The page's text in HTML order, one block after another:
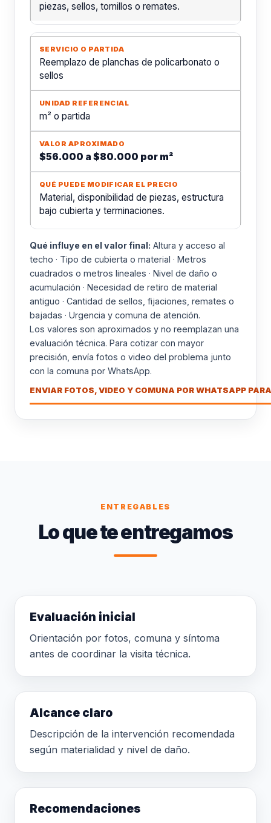
piezas, sellos, tornillos o remates.
Reemplazo de planchas de policarbonato o
sellos
m² o partida
$56.000 a $80.000 por m²
Material, disponibilidad de piezas, estructura
bajo cubierta y terminaciones.
Qué influye en el valor final: Altura y acceso al
techo · Tipo de cubierta o material · Metros
cuadrados o metros lineales · Nivel de daño o
acumulación · Necesidad de retiro de material
antiguo · Cantidad de sellos, fijaciones, remates o
bajadas · Urgencia y comuna de atención.
Los valores son aproximados y no reemplazan una
evaluación técnica. Para cotizar con mayor
precisión, envía fotos o video del problema junto
con la comuna por WhatsApp.
ENVIAR FOTOS, VIDEO Y COMUNA POR WHATSAPP
ENTREGABLES
Lo que te entregamos
Evaluación inicial
Orientación por fotos, comuna y síntoma
antes de coordinar la visita técnica.
Alcance claro
Descripción de la intervención recomendada
según materialidad y nivel de daño.
Recomendaciones